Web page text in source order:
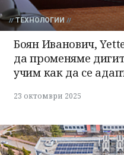
ТЕХНОЛОГИИ
Боян Иванович,
да променяме
учим как да се
23 октомври 2025